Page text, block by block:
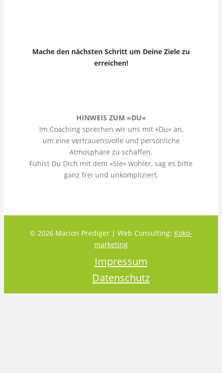
Mache den nächsten Schritt um Deine Ziele zu
erreichen!
HINWEIS ZUM »DU«
Im Coaching sprechen wir uns mit »Du« an,
um eine vertrauensvolle und persönliche
Atmosphäre zu schaffen.
Fühlst Du Dich mit dem »Sie« wohler, sag es bitte
ganz frei und unkompliziert.
© 2026 Marion Prediger | Web Consulting: Koko-
marketing
Impressum
Datenschutz